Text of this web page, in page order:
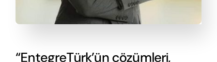
“EntegreTürk’ün çözümleri,